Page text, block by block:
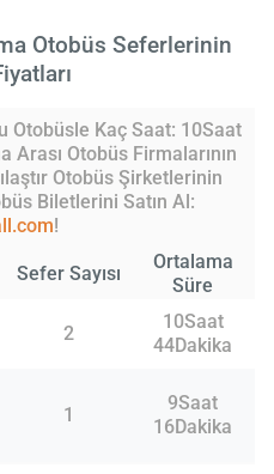
Otobüs Seferlerinin
Otobüsle Kaç Saat: 10Saat
Arası Otobüs Firmalarının
Otobüs Şirketlerinin
Biletlerini Satın Al:
!
Sefer Sayısı
Ortalama
Süre
2
10Saat
44Dakika
1
9Saat
16Dakika